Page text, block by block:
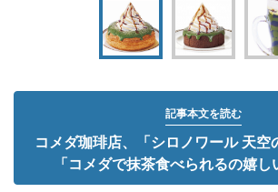
記事本文を読む
コメダ珈琲店、「シロノワール 天
「コメダで抹茶食べられるの嬉